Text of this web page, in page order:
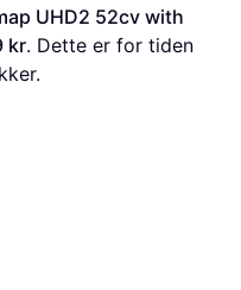
UHD2 52cv with
kr. Dette er for tiden